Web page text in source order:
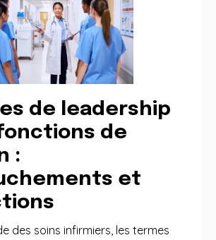
de leadership
de
:
et
des soins infirmiers, les termes